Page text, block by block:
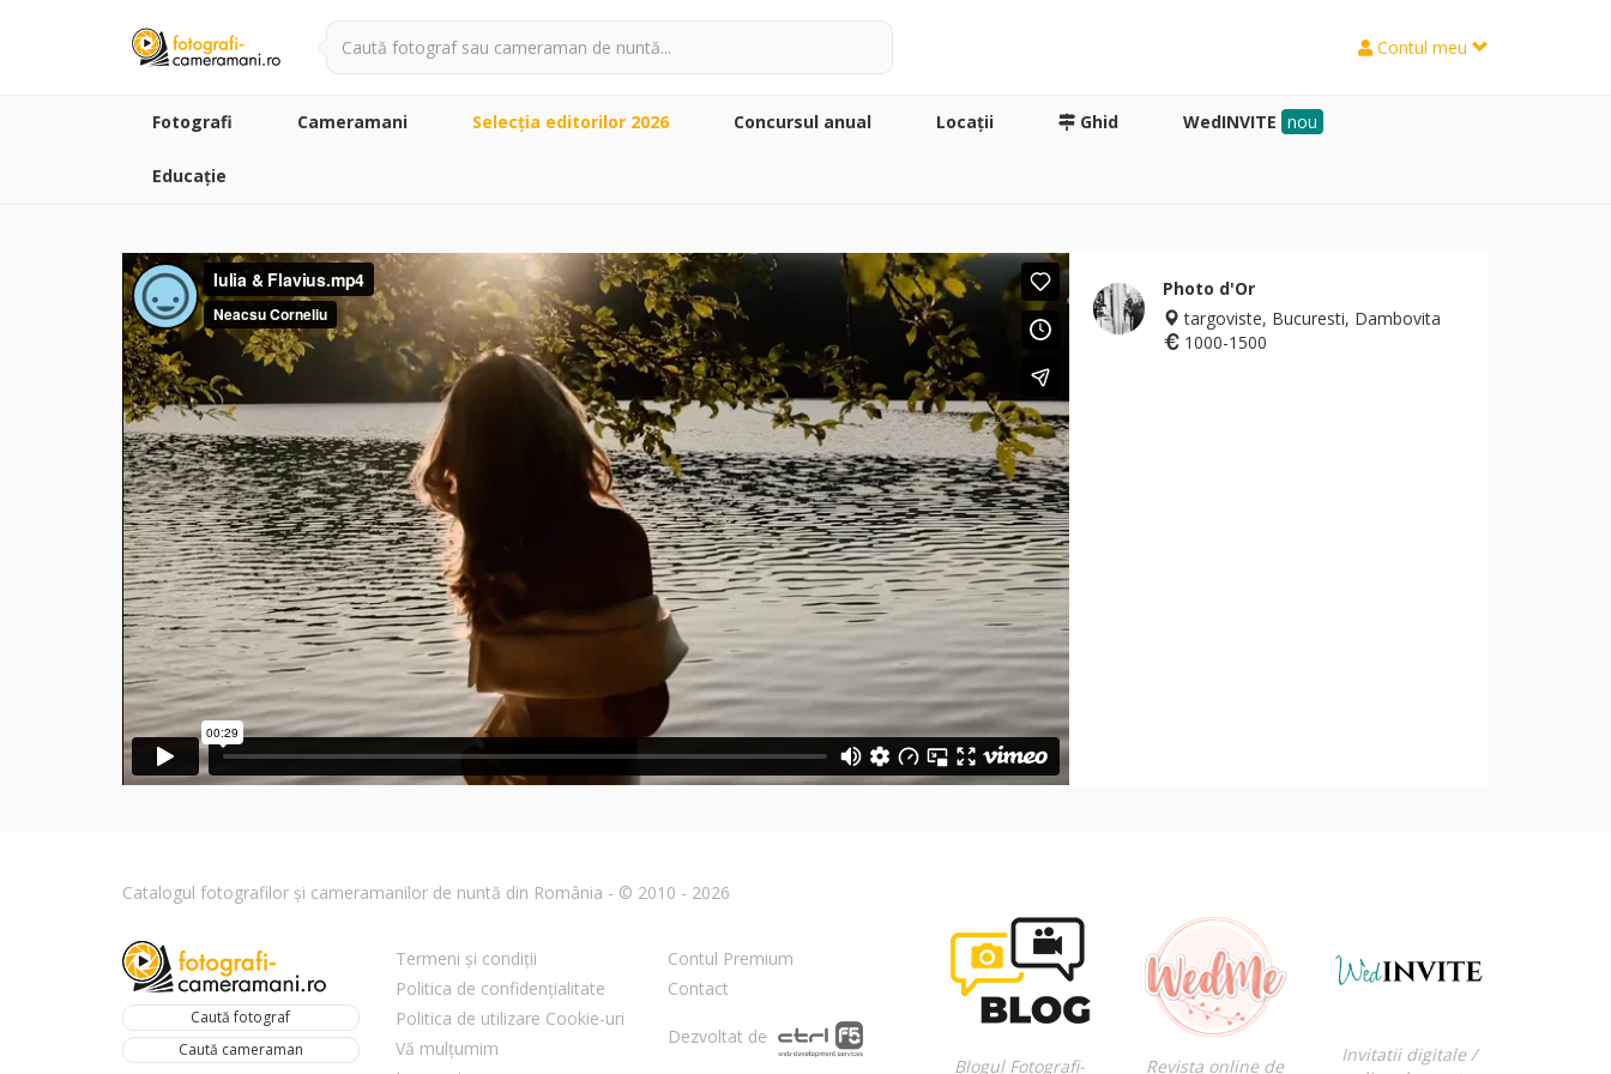
Contul meu
Fotografi Cameramani Selecţia editorilor 2026 Concursul anual Locaţii Ghid WedINVITE nou
Educație
Photo d'Or
targoviste, Bucuresti, Dambovita
1000-1500
Catalogul fotografilor și cameramanilor de nuntă din România - © 2010 - 2026
Caută fotograf
Caută cameraman
Termeni și condiții
Politica de confidențialitate
Politica de utilizare Cookie-uri
Vă mulțumim
Contul Premium
Contact
Dezvoltat de
Blogul Fotografi-
Revista online de
Invitatii digitale /